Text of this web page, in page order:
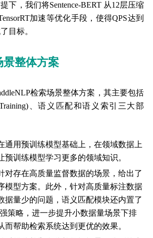
下，我们将Sentence-BERT 从12层压缩
加速等优化手段，使得QPS达到
目标。
景整体方案
检索场景整体方案，其主要包括
、语义匹配和语义索引三大部
通用预训练模型基础上，在领域数据上
预训练模型学习更多的领域知识。
对存在高质量监督数据的场景，给出了
模型方案。此外，针对高质量标注数据
据量少的问题，语义匹配模块还内置了
策略，进一步提升小数据量场景下排
而帮助检索系统达到更优的效果。